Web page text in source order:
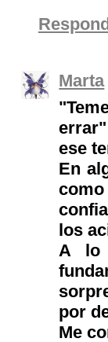
Marta
ese
En
los
A lo
por
Me